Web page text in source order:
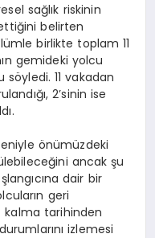
sağlık riskinin
belirten
birlikte toplam 11
gemideki yolcu
11 vakadan
2’sinin ise
önümüzdeki
ancak şu
dair bir
geri
kalma tarihinden
izlemesi